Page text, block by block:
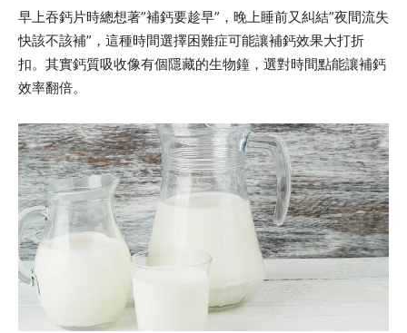
早上吞鈣片時總想著”補鈣要趁早”，晚上睡前又糾結”夜間流失
快該不該補”，這種時間選擇困難症可能讓補鈣效果大打折
扣。其實鈣質吸收像有個隱藏的生物鐘，選對時間點能讓補鈣
效率翻倍。